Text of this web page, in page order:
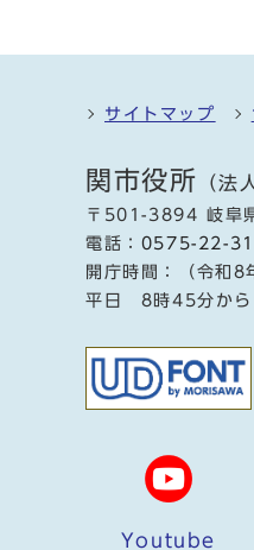
サイトマップ
関市役所 （
〒501-3894 岐阜
電話： 0575-22-
開庁時間：（令和
平日 8時45分か
Youtube